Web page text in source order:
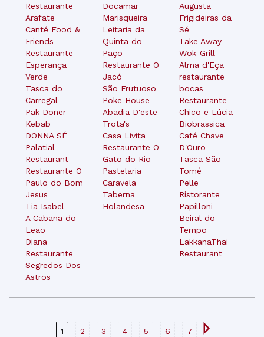
Restaurante
Arafate
Canté Food &
Friends
Restaurante
Esperança
Verde
Tasca do
Carregal
Pak Doner
Kebab
DONNA SÉ
Palatial
Restaurant
Restaurante O
Paulo do Bom
Jesus
Tia Isabel
A Cabana do
Leao
Diana
Restaurante
Segredos Dos
Astros
Docamar
Marisqueira
Leitaria da
Quinta do
Paço
Restaurante O
Jacó
São Frutuoso
Poke House
Abadia D'este
Trota's
Casa Livita
Restaurante O
Gato do Rio
Pastelaria
Caravela
Taberna
Holandesa
Augusta
Frigideiras da
Sé
Take Away
Wok-Grill
Alma d'Eça
restaurante
bocas
Restaurante
Chico e Lúcia
Biobrassica
Café Chave
D'Ouro
Tasca São
Tomé
Pelle
Ristorante
Papilloni
Beiral do
Tempo
LakkanaThai
Restaurant
1 2 3 4 5 6 7